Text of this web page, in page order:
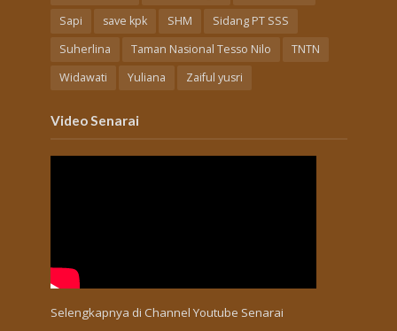
Sapi
save kpk SHM
Sidang PT SSS
Suherlina
Taman Nasional Tesso Nilo
TNTN
Widawati
Yuliana Zaiful yusri
Video Senarai
Selengkapnya di Channel Youtube Senarai